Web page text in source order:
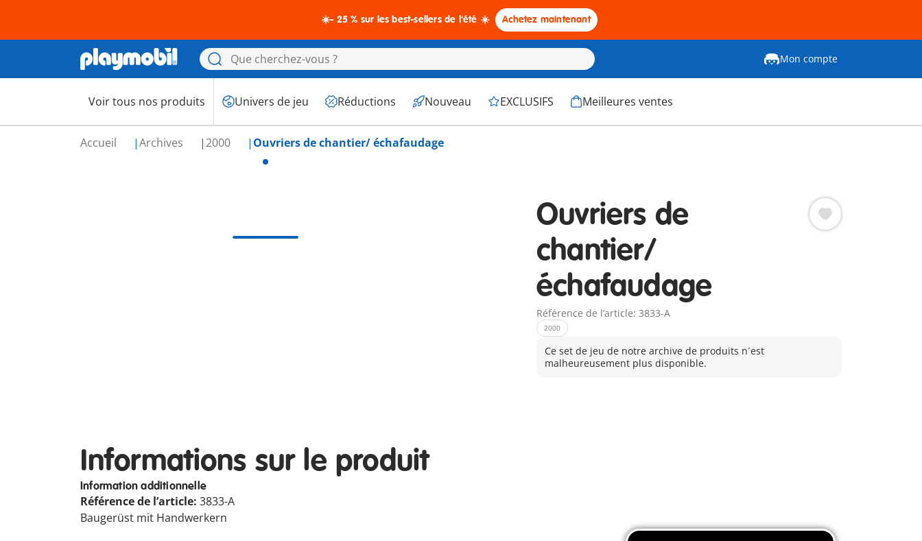
☀️- 25 % sur les best-sellers de l'été ☀️ Achetez maintenant
Mon compte
Voir tous nos produits Univers de jeu Réductions Nouveau EXCLUSIFS Meilleures ventes
Accueil Archives 2000 Ouvriers de chantier/ échafaudage
Ouvriers de
chantier/
échafaudage
Référence de l’article: 3833-A
2000
Ce set de jeu de notre archive de produits n´est
malheureusement plus disponible.
Informations sur le produit
Information additionnelle
Référence de l’article: 3833-A
Baugerüst mit Handwerkern